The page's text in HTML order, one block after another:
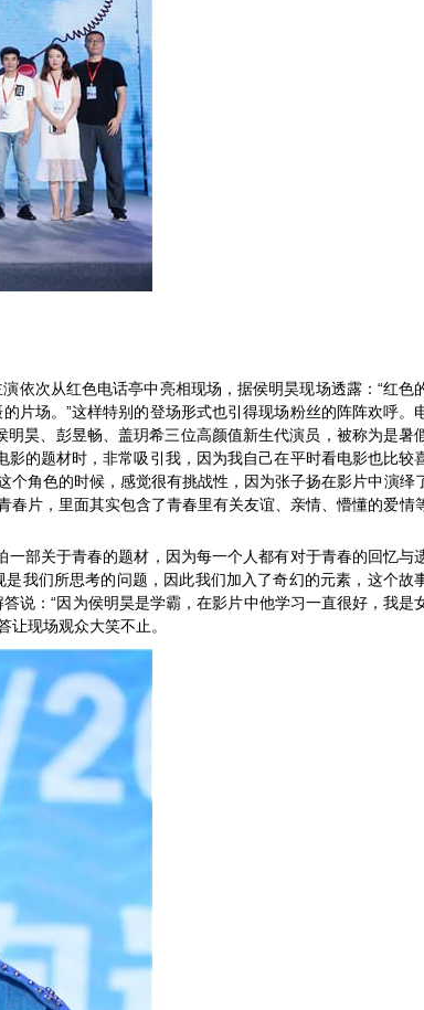
依次从红色电话亭中亮相现场，据侯明昊现场透露： “红色
片场。”这样特别的登场形式也引得现场粉丝的 阵阵欢呼。
明昊、彭昱畅、盖玥希三位高颜值新生代演员，被称为是暑
影的题材时 ，非常吸引我，因为我自己在平时看电影也比较
个角色的时候，感觉很有挑战性，因为张子扬在影片中演绎
春片，里面其实包含了青春里有关友谊、亲情、懵懂的爱情
一部关于青春的题材，因为每一个人都有对于青春的回忆与
我们所思考的问题，因此我们加入了奇幻的元素，这个故
答说：“因为侯明昊是学霸，在影片中他学习一直很好，我是
让现场观众大笑不止。